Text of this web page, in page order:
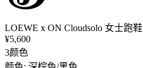
LOEWE x ON Cloudsolo 女士跑鞋
¥5,600
3颜色